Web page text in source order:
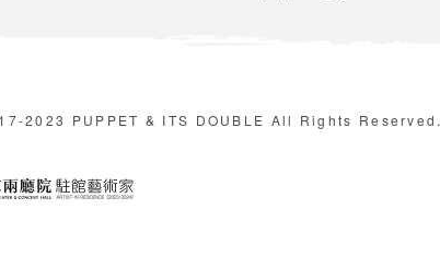
2023 PUPPET & ITS DOUBLE All Rights Reserved.